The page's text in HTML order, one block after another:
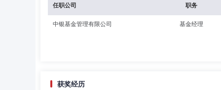
任职公司 职务
中银基金管理有限公司 基金经理
获奖经历